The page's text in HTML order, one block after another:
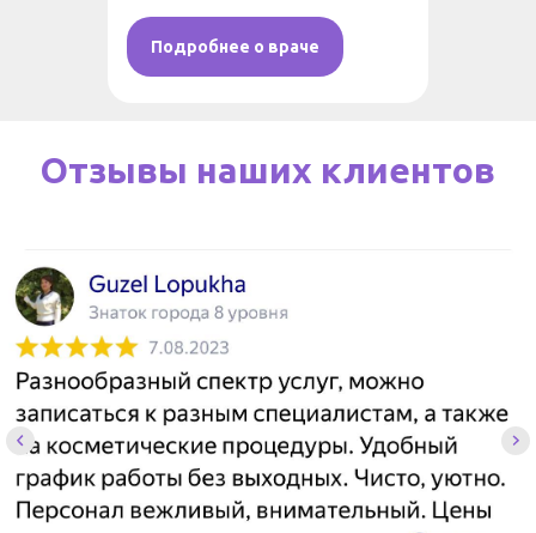
Подробнее о враче
Отзывы наших клиентов